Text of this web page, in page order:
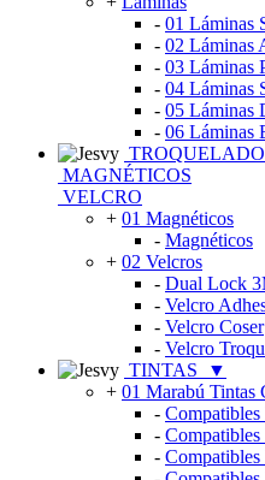
- 01 Láminas
- 02 Láminas
- 03 Láminas
- 04 Láminas
- 05 Láminas
- 06 Láminas
MAGNÉTICOS
VELCRO
+ 01 Magnéticos
- Magnéticos
+ 02 Velcros
- Dual Lock
- Velcro
- Velcro Coser
- Velcro
TINTAS
▼
+ 01 Marabú Tintas
-
-
-